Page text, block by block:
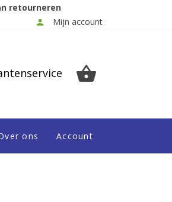
retourneren
Mijn account
Account
ons